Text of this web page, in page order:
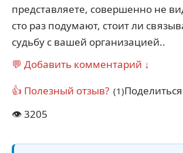
представляете, совершенно не
сто раз подумают, стоит ли
судьбу с вашей организацией..
💬 Добавить комментарий ↓
👍 Полезный отзыв? (1)
👁️3205